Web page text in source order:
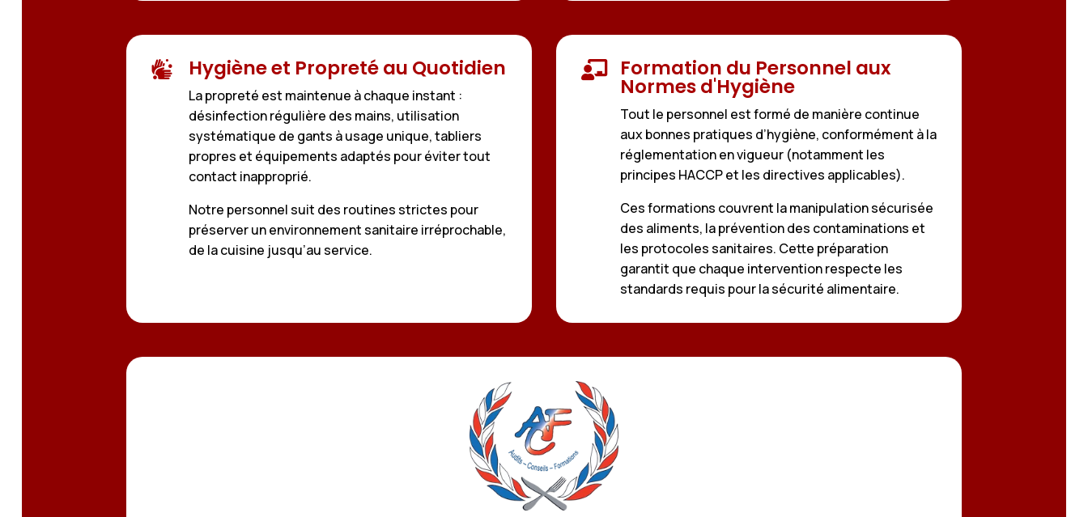
 Hygiène et Propreté au Quotidien
La propreté est maintenue à chaque instant :
désinfection régulière des mains, utilisation
systématique de gants à usage unique, tabliers
propres et équipements adaptés pour éviter tout
contact inapproprié.
Notre personnel suit des routines strictes pour
préserver un environnement sanitaire irréprochable,
de la cuisine jusqu’au service.
 Formation du Personnel aux
Normes d'Hygiène
Tout le personnel est formé de manière continue
aux bonnes pratiques d’hygiène, conformément à la
réglementation en vigueur (notamment les
principes HACCP et les directives applicables).
Ces formations couvrent la manipulation sécurisée
des aliments, la prévention des contaminations et
les protocoles sanitaires. Cette préparation
garantit que chaque intervention respecte les
standards requis pour la sécurité alimentaire.